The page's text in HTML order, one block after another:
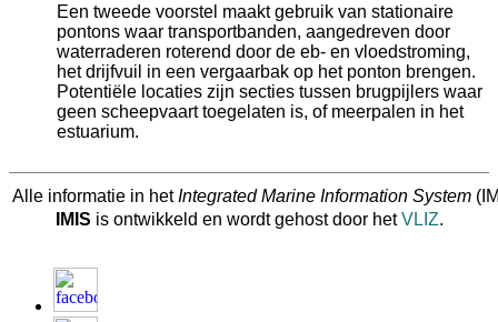
Een tweede voorstel maakt gebruik van stationaire
pontons waar transportbanden, aangedreven door
waterraderen roterend door de eb- en vloedstroming,
het drijfvuil in een vergaarbak op het ponton brengen.
Potentiële locaties zijn secties tussen brugpijlers waar
geen scheepvaart toegelaten is, of meerpalen in het
estuarium.
Alle informatie in hetIntegrated Marine Information System
IMIS is ontwikkeld en wordt gehost door hetVLIZ.